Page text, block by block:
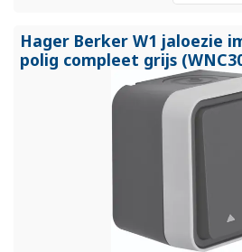
Hager Berker W1 jaloezie
polig compleet grijs